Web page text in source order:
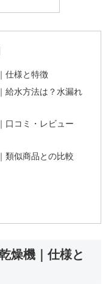
仕様と特徴
給水方法は？水漏れ
口コミ・レビュー
類似商品との比較
燥機｜仕様と